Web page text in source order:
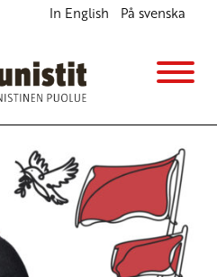
In English På svenska